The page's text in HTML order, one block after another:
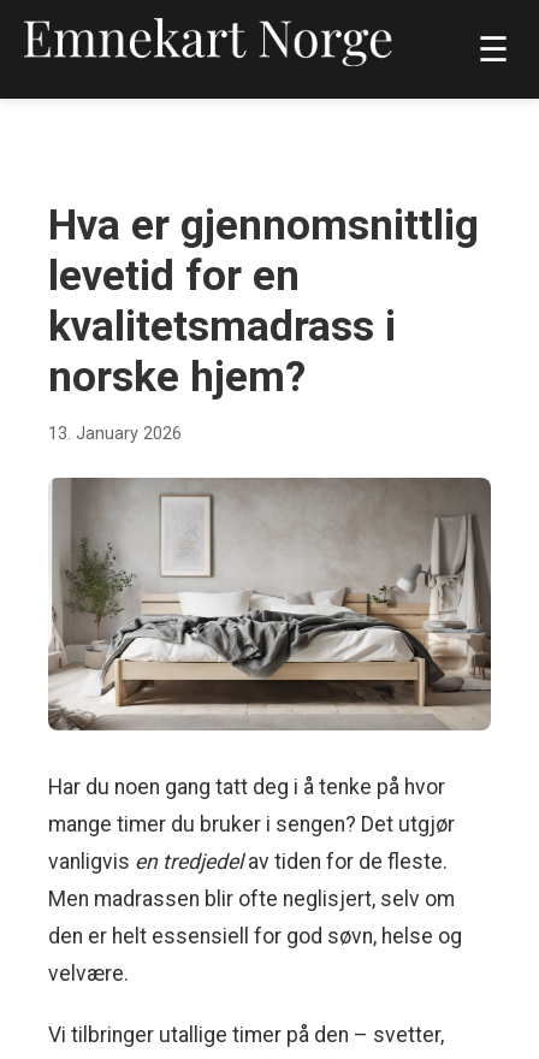
☰
Hva er gjennomsnittlig
levetid for en
kvalitetsmadrass i
norske hjem?
13. January 2026
Har du noen gang tatt deg i å tenke på hvor
mange timer du bruker i sengen? Det utgjør
vanligvis en tredjedelav tiden for de fleste.
Men madrassen blir ofte neglisjert, selv om
den er helt essensiell for god søvn, helse og
velvære.
Vi tilbringer utallige timer på den – svetter,